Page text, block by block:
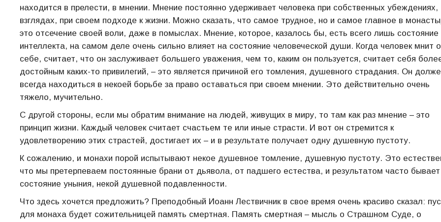
находится в прелести, в мнении. Мнение постоянно удерживает человека при собственных убеждениях,
взглядах, при своем подходе к жизни. Можно сказать, что самое трудное, но и самое главное в
это отсечение своей воли, даже в помыслах. Мнение, которое, казалось бы, есть всего лишь состояние
интеллекта, на самом деле очень сильно влияет на состояние человеческой души. Когда человек мнит о
себе, считает, что он заслуживает большего уважения, чем то, каким он пользуется, считает себя
достойным каких-то привилегий, – это является причиной его томления, душевного страдания. Он
всегда находиться в некоей борьбе за право оставаться при своем мнении. Это действительно очень
тяжело, мучительно.
С другой стороны, если мы обратим внимание на людей, живущих в миру, то там как раз мнение – это
принцип жизни. Каждый человек считает счастьем те или иные страсти. И вот он стремится к
удовлетворению этих страстей, достигает их – и в результате получает одну душевную пустоту.
К сожалению, и монахи порой испытывают некое душевное томление, душевную пустоту. Это
что мы претерпеваем постоянные брани от дьявола, от падшего естества, и результатом часто бывает
состояние уныния, некой душевной подавленности.
Что здесь хочется предложить? Преподобный Иоанн Лествичник в свое время очень красиво сказал:
для монаха будет сожительницей память смертная. Память смертная – мысль о Страшном Суде, о